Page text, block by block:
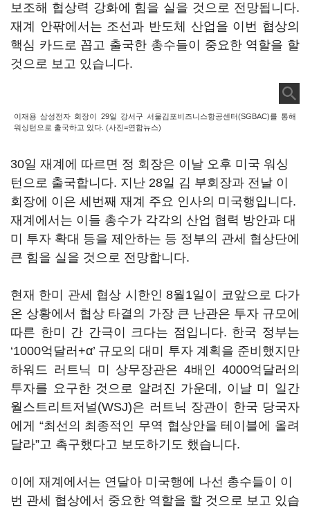
보조해 협상력 강화에 힘을 실을 것으로 전망됩니다.
재계 안팎에서는 조선과 반도체 산업을 이번 협상의
핵심 카드로 꼽고 출국한 총수들이 중요한 역할을 할
것으로 보고 있습니다.
이재용 삼성전자 회장이 29일 강서구 서울김포비즈니스항공센터(SGBAC)를 통해
워싱턴으로 출국하고 있다. (사진=연합뉴스)
30일 재계에 따르면 정 회장은 이날 오후 미국 워싱
턴으로 출국합니다. 지난 28일 김 부회장과 전날 이
회장에 이은 세번째 재계 주요 인사의 미국행입니다.
재계에서는 이들 총수가 각각의 산업 협력 방안과 대
미 투자 확대 등을 제안하는 등 정부의 관세 협상단에
큰 힘을 실을 것으로 전망합니다.
현재 한미 관세 협상 시한인8월 1일이 코앞으로 다가
온 상황에서 협상 타결의 가장 큰 난관은 투자 규모에
따른 한미 간 간극이 크다는 점입니다. 한국 정부는
‘1000억달러 +α’ 규모의 대미 투자 계획을 준비했지만
하워드 러트닉 미 상무장관은4배인4000억달러의
투자를 요구한 것으로 알려진 가운데 , 이날 미 일간
월스트리트저널 (WSJ)은 러트닉 장관이 한국 당국자
에게 “최선의 최종적인 무역 협상안을 테이블에 올려
달라”고 촉구했다고 보도하기도 했습니다.
이에 재계에서는 연달아 미국행에 나선 총수들이 이
번 관세 협상에서 중요한 역할을 할 것으로 보고 있습